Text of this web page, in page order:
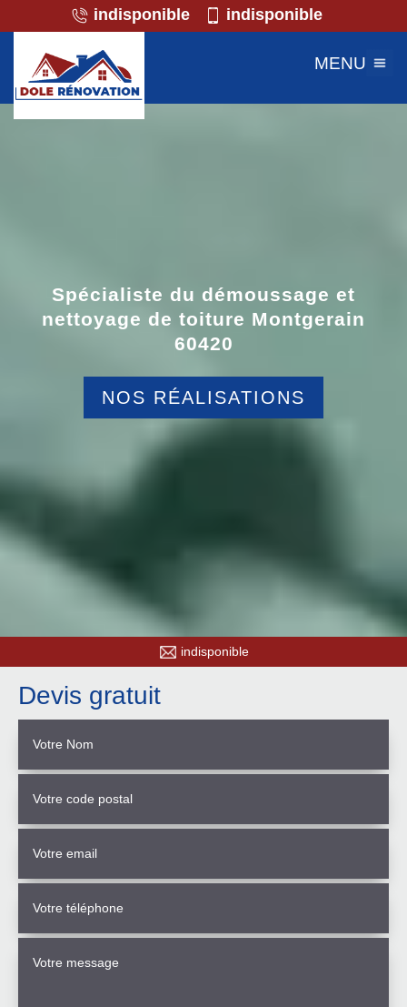
indisponible indisponible
MENU
Spécialiste du démoussage et
nettoyage de toiture Montgerain
60420
NOS RÉALISATIONS
indisponible
Devis gratuit